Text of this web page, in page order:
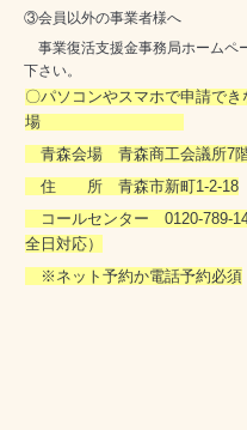
③会員以外の事業者様へ
事業復活支援金事務局ホームペ
下さい。
〇パソコンやスマホで申請で
場
青森会場 青森商工会議所7
住 所 青森市新町1-2-18
コールセンター 0120-789-
全日対応）
※ネット予約か電話予約必須